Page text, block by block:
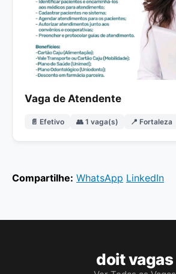
Vaga de Atendente
📄 Efetivo 👥 1 vaga(s) 📍 Fortaleza
Compartilhe: WhatsApp LinkedIn
doit vagas